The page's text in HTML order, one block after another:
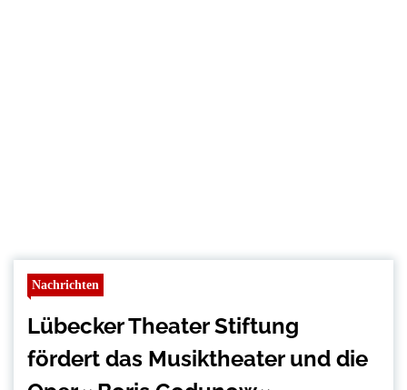
Nachrichten
Lübecker Theater Stiftung
fördert das Musiktheater und die